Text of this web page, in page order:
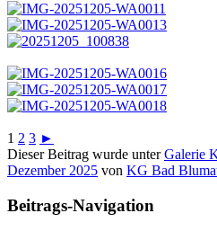
1 2 3 ►
Dieser Beitrag wurde unterGalerie
Dezember 2025 von KG Bad
Beitrags-Navigation